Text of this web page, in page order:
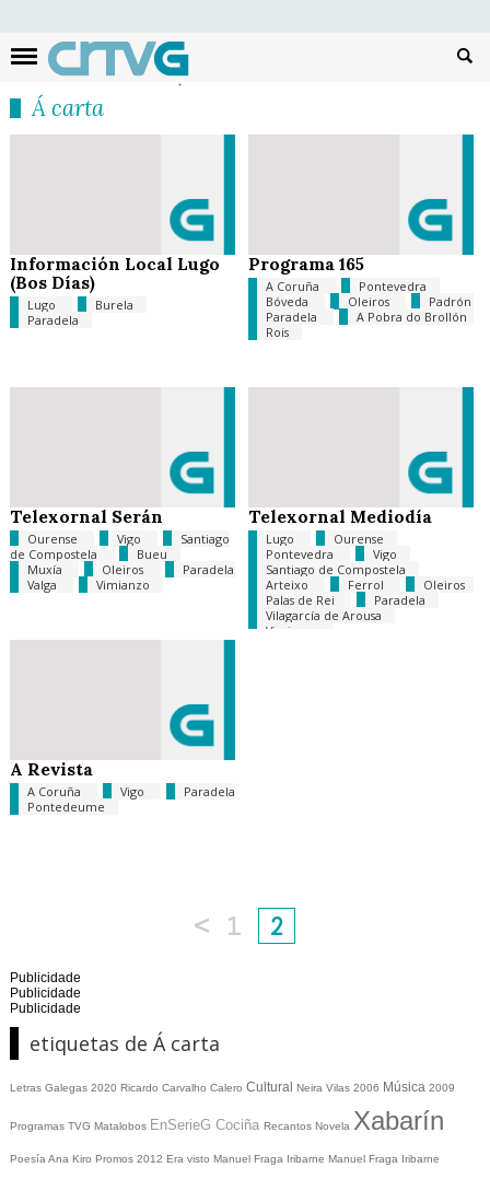
Á carta
Información Local Lugo
(Bos Días)
Lugo
Burela
Paradela
Programa 165
A Coruña
Pontevedra
Bóveda
Oleiros
Padrón
Paradela
A Pobra do Brollón
Rois
Telexornal Serán
Ourense Vigo
Santiago
de Compostela
Bueu
Muxía
Oleiros
Paradela
Valga
Vimianzo
Telexornal Mediodía
Lugo
Ourense
Pontevedra
Vigo
Santiago de Compostela
Arteixo
Ferrol
Oleiros
Palas de Rei
Paradela
Vilagarcía de Arousa
Vimianzo
A Revista
A Coruña Vigo
Paradela
Pontedeume
< 1 2
Publicidade
Publicidade
Publicidade
etiquetas de Á carta
Letras Galegas 2020 Ricardo Carvalho Calero Cultural Neira Vilas 2006 Música 2009
Programas TVG Matalobos EnSerieG Cociña Recantos Novela Xabarín
Poesía Ana Kiro Promos 2012 Era visto Manuel Fraga Iribarne Manuel Fraga Iribarne